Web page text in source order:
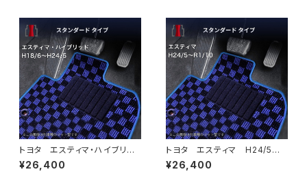
トヨタ エスティマ・ハイブリッ
ド H18/6〜H24/5（前期） 2
0系 フロアマット一式 カーマ
¥26,400
トヨタ エスティマ H24/5〜R
1/10（後期） 50系 フロアマッ
ト一式 カーマット スタンダー
¥26,400